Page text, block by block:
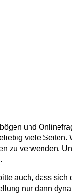
und
viele Seiten.
zu verwenden.
auch, dass sich
nur dann